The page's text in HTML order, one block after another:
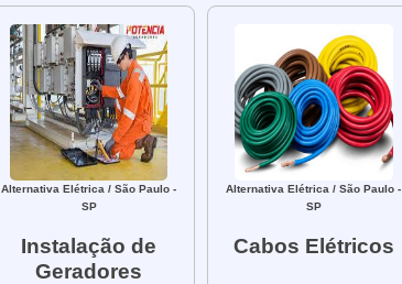
Alternativa Elétrica / São Paulo -
SP
Instalação de
Geradores
Alternativa Elétrica / São Paulo -
SP
Cabos Elétricos